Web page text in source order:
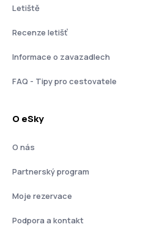
Letiště
Recenze letišť
Informace o zavazadlech
FAQ - Tipy pro cestovatele
O eSky
O nás
Partnerský program
Moje rezervace
Podpora a kontakt